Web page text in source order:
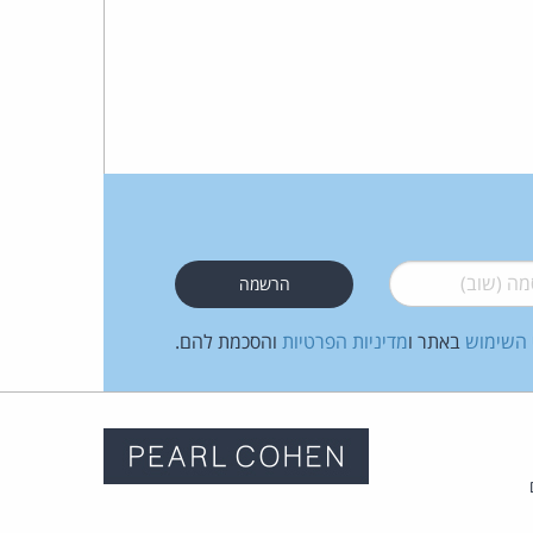
(שוב)*
השימוש באתר ומדיניות הפרטיות והסכמת להם.